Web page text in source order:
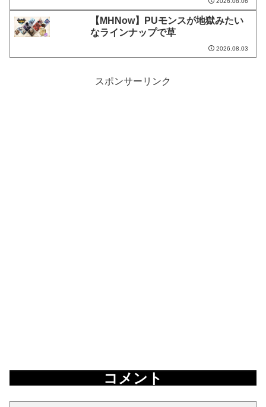
【MHNow】PUモンスが地獄みたい
なラインナップで草
2026.08.03
スポンサーリンク
コメント